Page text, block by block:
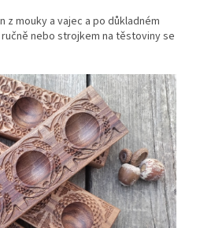
z mouky a vajec a po důkladném
nebo strojkem na těstoviny se